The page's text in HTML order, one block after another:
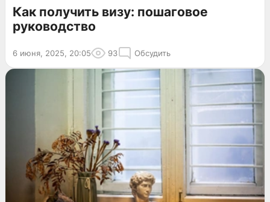
Как получить визу: пошаговое
руководство
6 июня, 2025, 20:05 93 Обсудить